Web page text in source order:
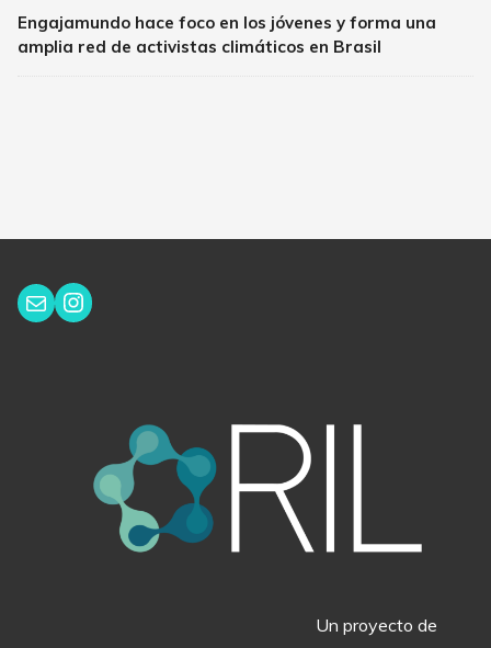
Engajamundo hace foco en los jóvenes y forma una
amplia red de activistas climáticos en Brasil
Correo electrónico
Instagram
Un proyecto de